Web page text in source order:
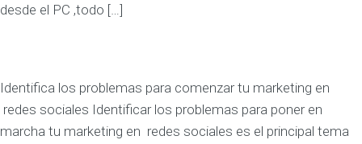
desde el PC ,todo […]
Identifica los problemas para comenzar tu marketing en
redes sociales Identificar los problemas para poner en
marcha tu marketing en redes sociales es el principal tema